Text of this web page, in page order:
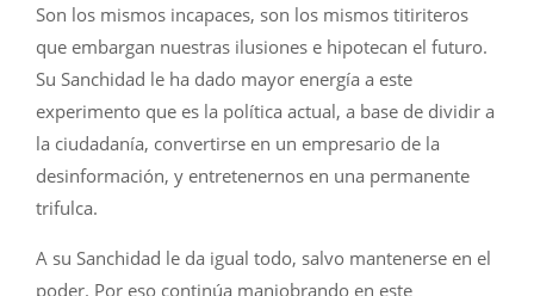
Son los mismos incapaces, son los mismos titiriteros
que embargan nuestras ilusiones e hipotecan el futuro.
Su Sanchidad le ha dado mayor energía a este
experimento que es la política actual, a base de dividir a
la ciudadanía, convertirse en un empresario de la
desinformación, y entretenernos en una permanente
trifulca.
A su Sanchidad le da igual todo, salvo mantenerse en el
poder. Por eso continúa maniobrando en este